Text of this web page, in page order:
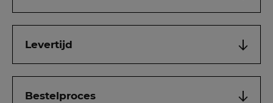
Levertijd
Bestelproces